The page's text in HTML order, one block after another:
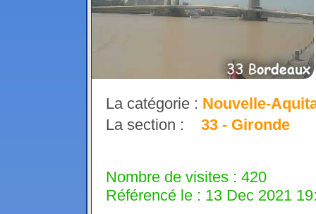
La catégorie : Nouvelle-
La section : 33 - Gironde
Nombre de visites : 420
Référencé le : 13 Dec 2021